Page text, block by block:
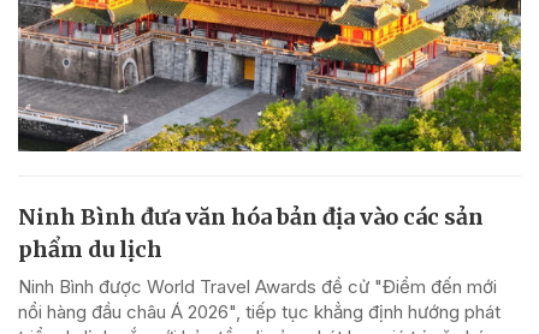
Ninh Bình đưa văn hóa bản địa vào các sản
phẩm du lịch
Ninh Bình được World Travel Awards đề cử "Điểm đến mới
nổi hàng đầu châu Á 2026", tiếp tục khẳng định hướng phát